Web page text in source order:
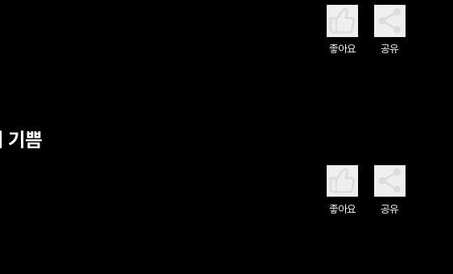
좋아요 공유
기쁨
좋아요 공유